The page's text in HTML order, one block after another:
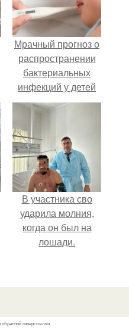
Мрачный прогноз о
распространении
бактериальных
инфекций у детей
вышел.
В участника сво
ударила молния,
когда он был на
лошади.
обратной гиперссылки.